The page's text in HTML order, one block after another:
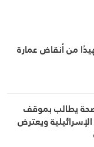
رفات 19 شهيدًا من أنقاض عمارة
يطالب بموقف
ويعترض